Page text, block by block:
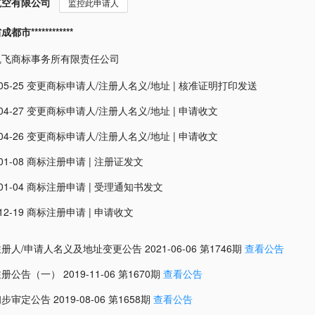
监控此申请人
都市************
商标事务所有限责任公司
25 变更商标申请人/注册人名义/地址 | 核准证明打印发送
27 变更商标申请人/注册人名义/地址 | 申请收文
26 变更商标申请人/注册人名义/地址 | 申请收文
08 商标注册申请 | 注册证发文
04 商标注册申请 | 受理通知书发文
19 商标注册申请 | 申请收文
人/申请人名义及地址变更公告 2021-06-06 第1746期 查看公告
公告（一）
2019-11-06 第1670期 查看公告
审定公告 2019-08-06 第1658期 查看公告